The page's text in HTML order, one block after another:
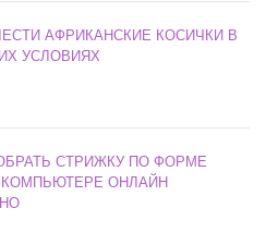
АФРИКАНСКИЕ КОСИЧКИ В
УСЛОВИЯХ
СТРИЖКУ ПО ФОРМЕ
ОНЛАЙН